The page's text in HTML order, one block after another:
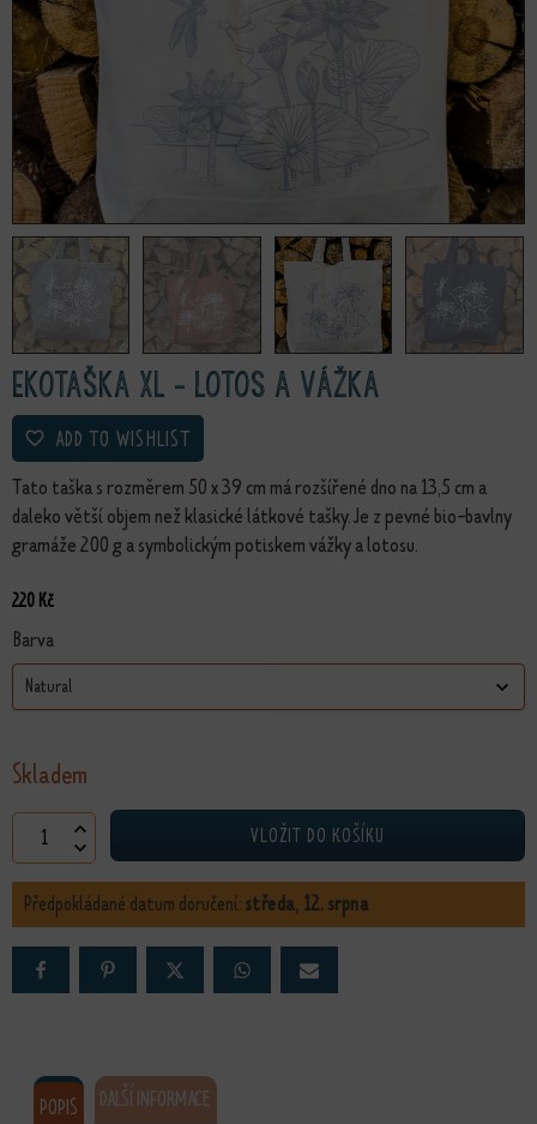
Ekotaška XL - lotos a vážka
ADD TO WISHLIST
Tato taška s rozměrem 50 x 39 cm má rozšířené dno na 13,5 cm a
daleko větší objem než klasické látkové tašky. Je z pevné bio-bavlny
gramáže 200 g a symbolickým potiskem vážky a lotosu.
220 Kč
Barva
Skladem
Ekotaška XL - lotos a vážka množstvíVLOŽIT DO KOŠÍKU
Předpokládané datum doručení:středa, 12. srpna
POPIS DALŠÍ INFORMACE